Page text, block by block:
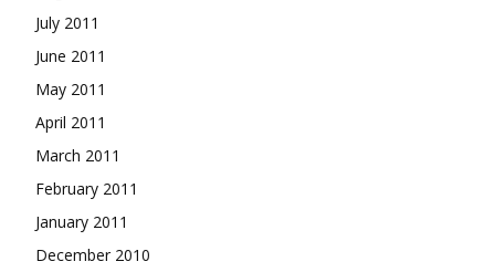
July 2011
June 2011
May 2011
April 2011
March 2011
February 2011
January 2011
December 2010